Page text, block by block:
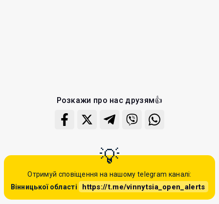
Розкажи про нас друзям👍
Отримуй сповіщення на нашому telegram каналі:
Вінницької області
https://t.me/vinnytsia_open_alerts